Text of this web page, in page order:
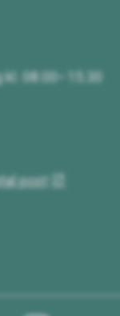
08.00–15.30
post